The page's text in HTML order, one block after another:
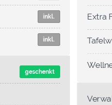
inkl.
inkl.
geschenkt
Extra